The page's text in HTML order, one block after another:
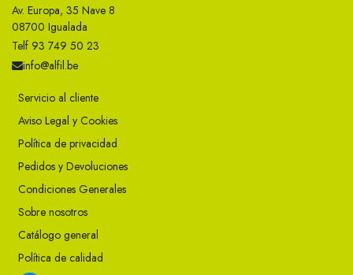
Av. Europa, 35 Nave 8
08700 Igualada
Telf 93 749 50 23
info@alfil.be
Servicio al cliente
Aviso Legal y Cookies
Política de privacidad
Pedidos y Devoluciones
Condiciones Generales
Sobre nosotros
Catálogo general
Política de calidad